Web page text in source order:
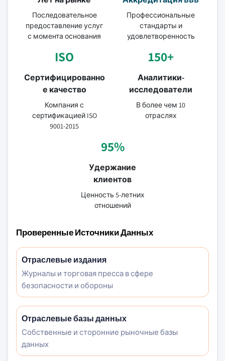
Последовательное
предоставление услуг
с момента основания
Профессиональные
стандарты и
удовлетворенность
ISO
Сертифицированно
е качество
Компания с
сертификацией ISO
9001-2015
150+
Аналитики-
исследователи
В более чем 10
отраслях
95%
Удержание
клиентов
Ценность 5-летних
отношений
Проверенные Источники Данных
Отраслевые издания
Журналы и торговая пресса в сфере
безопасности и обороны
Отраслевые базы данных
Собственные и сторонние рыночные базы
данных